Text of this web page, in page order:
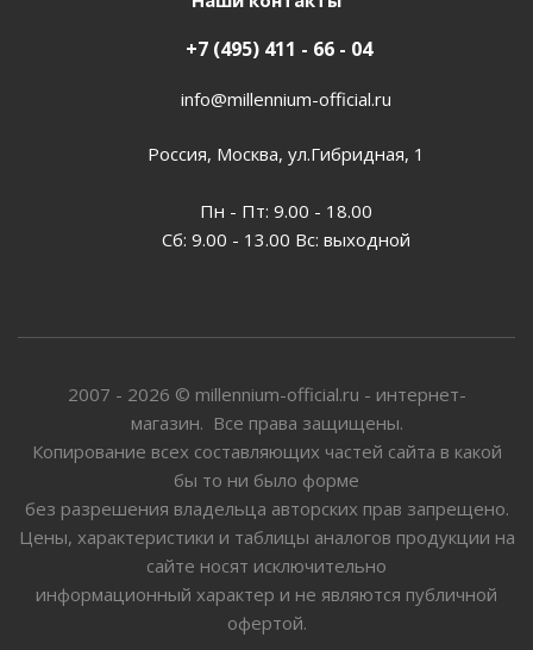
+7 (495) 411 - 66 - 04
info@millennium-official.ru
Россия, Москва, ул.Гибридная, 1
Пн - Пт: 9.00 - 18.00
Сб: 9.00 - 13.00 Вс: выходной
2007 - 2026 © millennium-official.ru - интернет-
магазин. Все права защищены.
Копирование всех составляющих частей сайта в какой
бы то ни было форме
без разрешения владельца авторских прав запрещено.
Цены, характеристики и таблицы аналогов продукции на
сайте носят исключительно
информационный характер и не являются публичной
офертой.